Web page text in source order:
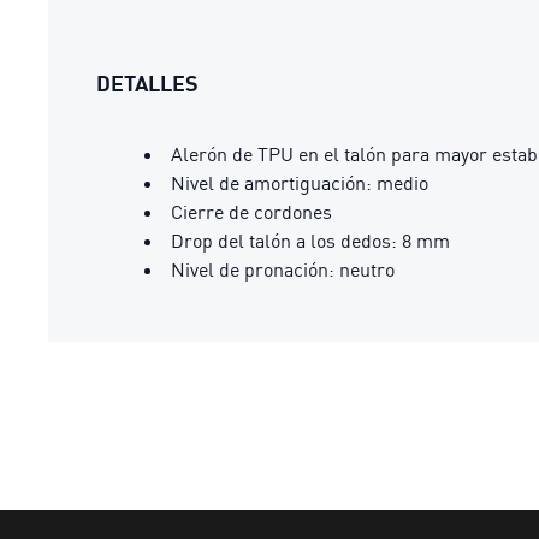
DETALLES
Alerón de TPU en el talón para mayor
Nivel de amortiguación: medio
Cierre de cordones
Drop del talón a los dedos: 8 mm
Nivel de pronación: neutro